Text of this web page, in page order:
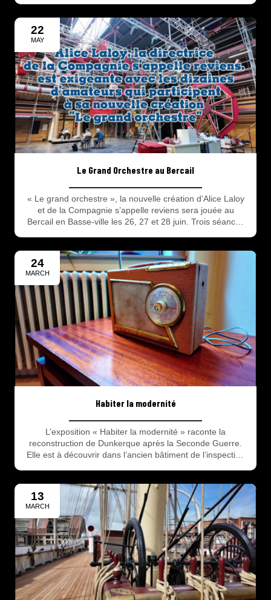
22
MAY
Le Grand Orchestre au Bercail
« Le grand orchestre », la nouvelle création d’Alice Laloy
et de la Compagnie s’appelle reviens sera jouée au
Bercail en Basse-ville les 26, 27 et 28 juin. Trois séances
dans un spectacle professionnel de haut vol. Des mois de
répétitions et un avant-goût avec ce reportage.
24
MARCH
Habiter la modernité
L’exposition « Habiter la modernité » raconte la
reconstruction de Dunkerque après la Seconde Guerre.
Elle est à découvrir dans l’ancien bâtiment de l’inspection
guidées pour les groupes sur rendez-vous
13
MARCH